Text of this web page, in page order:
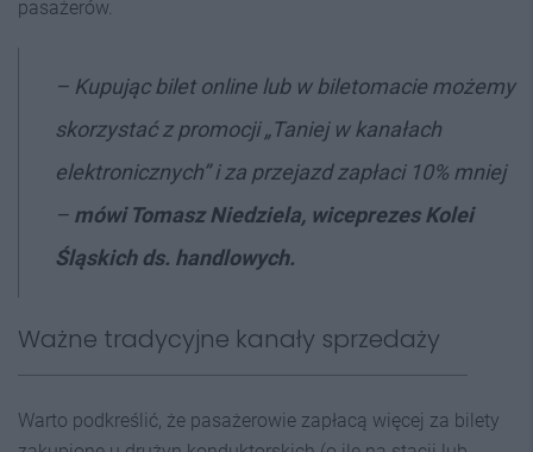
pasażerów.
– Kupując bilet online lub w biletomacie możemy
skorzystać z promocji „Taniej w kanałach
elektronicznych” i za przejazd zapłaci 10% mniej
– mówi Tomasz Niedziela, wiceprezes Kolei
Śląskich ds. handlowych.
Ważne tradycyjne kanały sprzedaży
Warto podkreślić, że pasażerowie zapłacą więcej za bilety